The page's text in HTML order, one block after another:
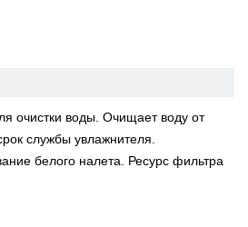
очистки воды. Очищает воду от
службы увлажнителя.
белого налета. Ресурс фильтра